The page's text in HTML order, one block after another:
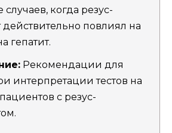
когда резус-
повлиял на
гепатит.
Рекомендации для
интерпретации тестов на
с резус-